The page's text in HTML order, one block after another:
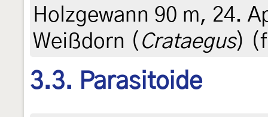
Holzgewann 90 m, 24.
Weißdorn ( Crataegus)
3.3. Parasitoide